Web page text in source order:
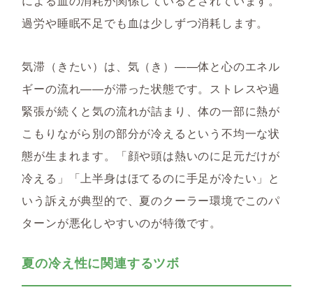
過労や睡眠不足でも血は少しずつ消耗します。
気滞（きたい）は、気（き）——体と心のエネル
ギーの流れ——が滞った状態です。ストレスや過
緊張が続くと気の流れが詰まり、体の一部に熱が
こもりながら別の部分が冷えるという不均一な状
態が生まれます。「顔や頭は熱いのに足元だけが
冷える」「上半身はほてるのに手足が冷たい」と
いう訴えが典型的で、夏のクーラー環境でこのパ
ターンが悪化しやすいのが特徴です。
夏の冷え性に関連するツボ